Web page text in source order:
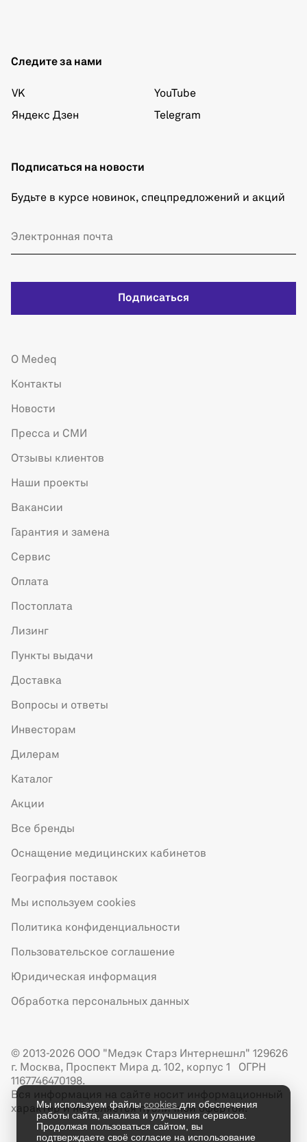
Следите за нами
VK
Яндекс Дзен
YouTube
Telegram
Подписаться на новости
Будьте в курсе новинок, спецпредложений и акций
Подписаться
О Medeq
Контакты
Новости
Пресса и СМИ
Отзывы клиентов
Наши проекты
Вакансии
Гарантия и замена
Сервис
Оплата
Постоплата
Лизинг
Пункты выдачи
Доставка
Вопросы и ответы
Инвесторам
Дилерам
Каталог
Акции
Все бренды
Оснащение медицинских кабинетов
География поставок
Мы используем cookies
Политика конфиденциальности
Пользовательское соглашение
Юридическая информация
Обработка персональных данных
© 2013-2026 ООО "Медэк Старз Интернешнл" 129626
г. Москва, Проспект Мира д. 102, корпус 1 ОГРН
1167746470198.
Вся информация на сайте носит информационный
характер и не является публичной офертой.
Мы используем файлыcookies для обеспечения
работы сайта, анализа и улучшения сервисов.
Продолжая пользоваться сайтом, вы
подтверждаете своё согласие на использование